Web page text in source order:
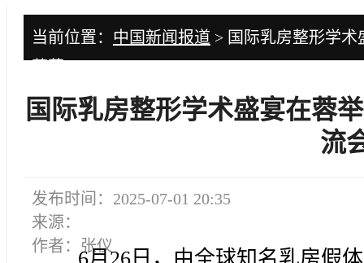
当前位置： 中国新闻报道 > 国际乳房整形学术
国际乳房整形学术盛宴在蓉
流
发布时间：2025-07-01 20:35
来源：
作者：张仪